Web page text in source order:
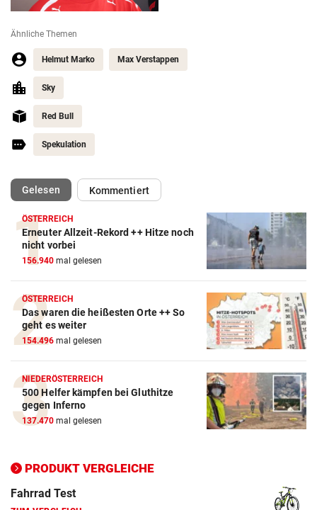
Ähnliche Themen
Helmut Marko Max Verstappen
Sky
Red Bull
Spekulation
Gelesen(ausgewählt)Kommentiert
ÖSTERREICH
Erneuter Allzeit-Rekord ++ Hitze noch
nicht vorbei
156.940 mal gelesen
ÖSTERREICH
Das waren die heißesten Orte ++ So
geht es weiter
154.496 mal gelesen
NIEDERÖSTERREICH
500 Helfer kämpfen bei Gluthitze
gegen Inferno
137.470 mal gelesen
PRODUKT VERGLEICHE
Action-Cam Vergleich
ZUM VERGLEICH
Crosstrainer Vergleich
E-Bike Vergleich
ZUM VERGLEICH
ZUM VERGLEICH